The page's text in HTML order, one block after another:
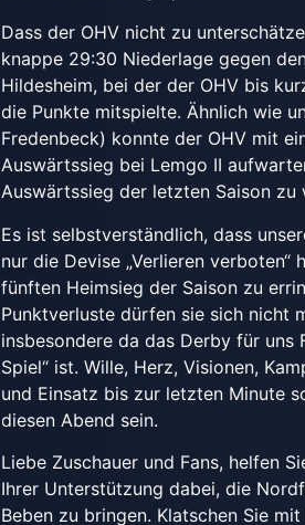
Dass der OHV nicht zu
knappe 29:30 Niederlage gegen
Hildesheim, bei der der OHV bis
die Punkte mitspielte. Ähnlich wie
Fredenbeck) konnte der OHV mit
Auswärtssieg bei Lemgo II
Auswärtssieg der letzten Saison zu
Es ist selbstverständlich, dass
nur die Devise „Verlieren verboten“
fünften Heimsieg der Saison zu
Punktverluste dürfen sie sich nicht
insbesondere da das Derby für uns
Spiel“ ist. Wille, Herz, Visionen,
und Einsatz bis zur letzten Minute
diesen Abend sein.
Liebe Zuschauer und Fans, helfen
Ihrer Unterstützung dabei, die
Beben zu bringen. Klatschen Sie mit